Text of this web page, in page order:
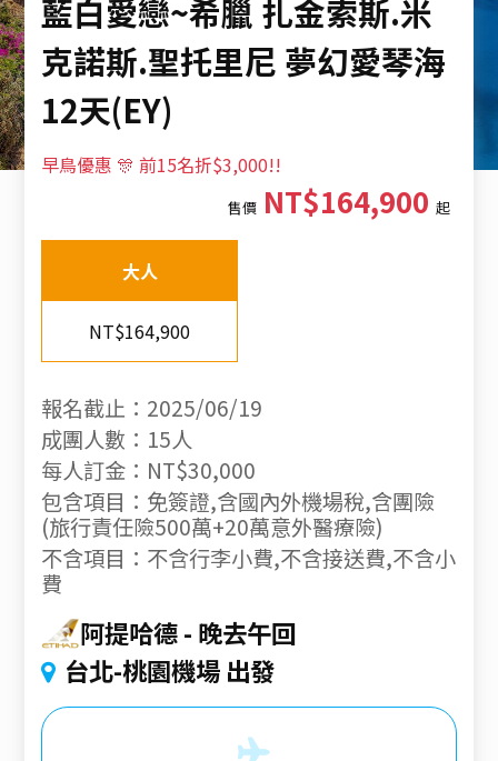
藍白愛戀~希臘 扎金索斯.米
克諾斯.聖托里尼 夢幻愛琴海
12天(EY)
早鳥優惠 🎊 前15名折$3,000!!
售價NT$164,900 起
大人
NT$164,900
報名截止：2025/06/19
成團人數：15人
每人訂金：NT$30,000
包含項目：免簽證,含國內外機場稅,含團險
(旅行責任險500萬+20萬意外醫療險)
不含項目：不含行李小費,不含接送費,不含小
費
阿提哈德 晚去午回
台北-桃園機場 出發